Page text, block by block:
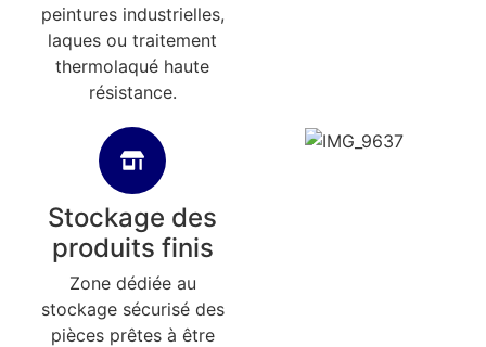
peintures industrielles,
laques ou traitement
thermolaqué haute
résistance.
Stockage des
produits finis
Zone dédiée au
stockage sécurisé des
pièces prêtes à être